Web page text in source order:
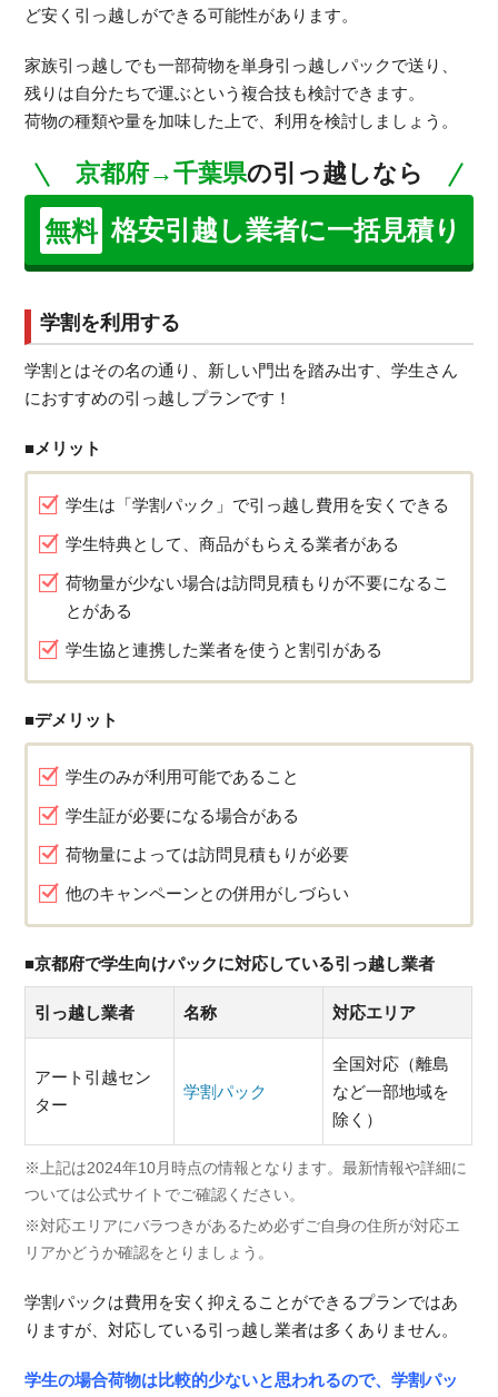
ど安く引っ越しができる可能性があります。
家族引っ越しでも一部荷物を単身引っ越しパックで送り、
残りは自分たちで運ぶという複合技も検討できます。
荷物の種類や量を加味した上で、利用を検討しましょう。
京都府→千葉県の引っ越しなら
無料 格安引越し業者に一括見積り
学割を利用する
学割とはその名の通り、新しい門出を踏み出す、学生さん
におすすめの引っ越しプランです！
■メリット
学生は「学割パック」で引っ越し費用を安くできる
学生特典として、商品がもらえる業者がある
荷物量が少ない場合は訪問見積もりが不要になるこ
とがある
学生協と連携した業者を使うと割引がある
■デメリット
学生のみが利用可能であること
学生証が必要になる場合がある
荷物量によっては訪問見積もりが必要
他のキャンペーンとの併用がしづらい
■京都府で学生向けパックに対応している引っ越し業者
引っ越し業者 名称 対応エリア
アート引越セン
ター
学割パック
全国対応（離島
など一部地域を
除く）
※上記は2024年10月時点の情報となります。最新情報や詳細に
ついては公式サイトでご確認ください。
※対応エリアにバラつきがあるため必ずご自身の住所が対応エ
リアかどうか確認をとりましょう。
学割パックは費用を安く抑えることができるプランではあ
りますが、対応している引っ越し業者は多くありません。
学生の場合荷物は比較的少ないと思われるので、学割パッ